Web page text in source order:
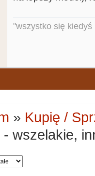
"wszystko się kiedyś
» Kupię /
- wszelakie,